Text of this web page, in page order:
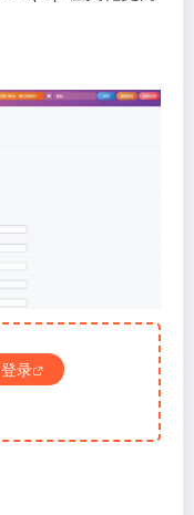
登录